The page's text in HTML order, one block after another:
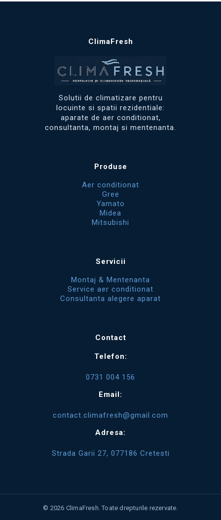
ClimaFresh
Solutii de climatizare pentru
locuinte si spatii rezidentiale:
aparate de aer conditionat,
consultanta, montaj si mentenanta.
Produse
Aer conditionat
Gree
Yamato
Midea
Mitsubishi
Servicii
Montaj & Mentenanta
Service aer conditionat
Consultanta alegere aparat
Contact
Telefon:
0731 004 156
Email:
contact.climafresh@gmail.com
Adresa:
Strada Garii 27, 077186 Cretesti